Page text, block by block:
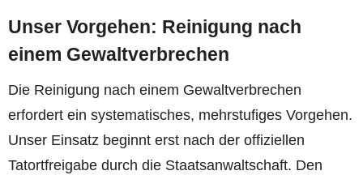
Unser Vorgehen: Reinigung nach
einem Gewaltverbrechen
Die Reinigung nach einem Gewaltverbrechen
erfordert ein systematisches, mehrstufiges Vorgehen.
Unser Einsatz beginnt erst nach der offiziellen
Tatortfreigabe durch die Staatsanwaltschaft. Den